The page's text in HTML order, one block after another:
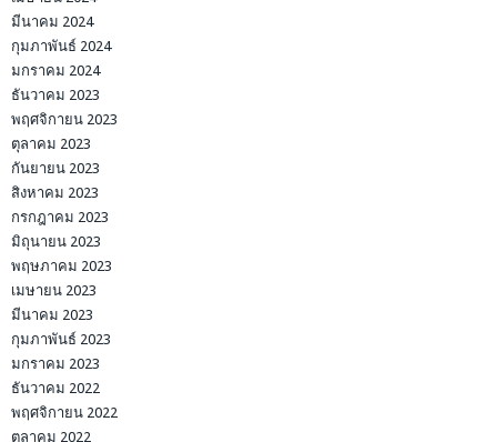
มีนาคม 2024
กุมภาพันธ์ 2024
มกราคม 2024
ธันวาคม 2023
พฤศจิกายน 2023
ตุลาคม 2023
กันยายน 2023
สิงหาคม 2023
กรกฎาคม 2023
มิถุนายน 2023
พฤษภาคม 2023
เมษายน 2023
มีนาคม 2023
กุมภาพันธ์ 2023
มกราคม 2023
ธันวาคม 2022
พฤศจิกายน 2022
ตุลาคม 2022